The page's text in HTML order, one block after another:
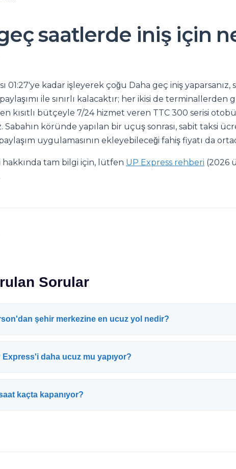
saatlerde iniş için
01:27'ye kadar işleyerek çoğu Daha geç iniş
ile sınırlı kalacaktır; her ikisi de terminallerden
kısıtlı bütçeyle 7/24 hizmet veren TTC 300 serisi
Sabahın köründe yapılan bir uçuş sonrası, sabit taksi
uygulamasının ekleyebileceği fahiş fiyatı da
hakkında tam bilgi için, lütfen UP Express rehberi (2026
Sorular
şehir merkezine en ucuz yol nedir?
Express'i daha ucuz mu yapıyor?
kaçta kapanıyor?